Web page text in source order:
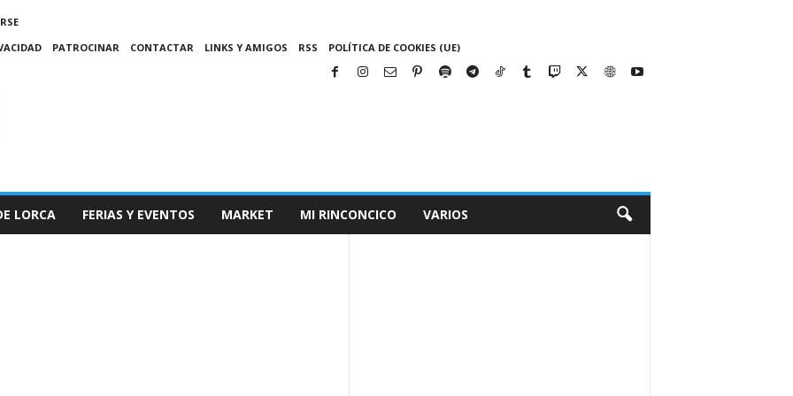
PATROCINAR CONTACTAR LINKS Y AMIGOS RSS POLÍTICA DE COOKIES (UE)
LORCA FERIAS Y EVENTOS MARKET MI RINCONCICO VARIOS